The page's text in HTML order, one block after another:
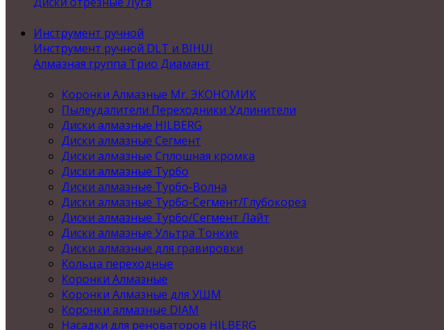
Инструмент ручной
Инструмент ручной DLT и BIHUI
Алмазная группа Трио Диамант
Коронки Алмазные Mr. ЭКОНОМИК
Пылеудалители Переходники Удлинители
Диски алмазные HILBERG
Диски алмазные Сегмент
Диски алмазные Сплошная кромка
Диски алмазные Турбо
Диски алмазные Турбо-Волна
Диски алмазные Турбо-Сегмент/Глубокорез
Диски алмазные Турбо/Сегмент Лайт
Диски алмазные Ультра Тонкие
Диски алмазные для гравировки
Кольца переходные
Коронки Алмазные
Коронки Алмазные для УШМ
Коронки алмазные DIAM
Насадки для реноваторов HILBERG